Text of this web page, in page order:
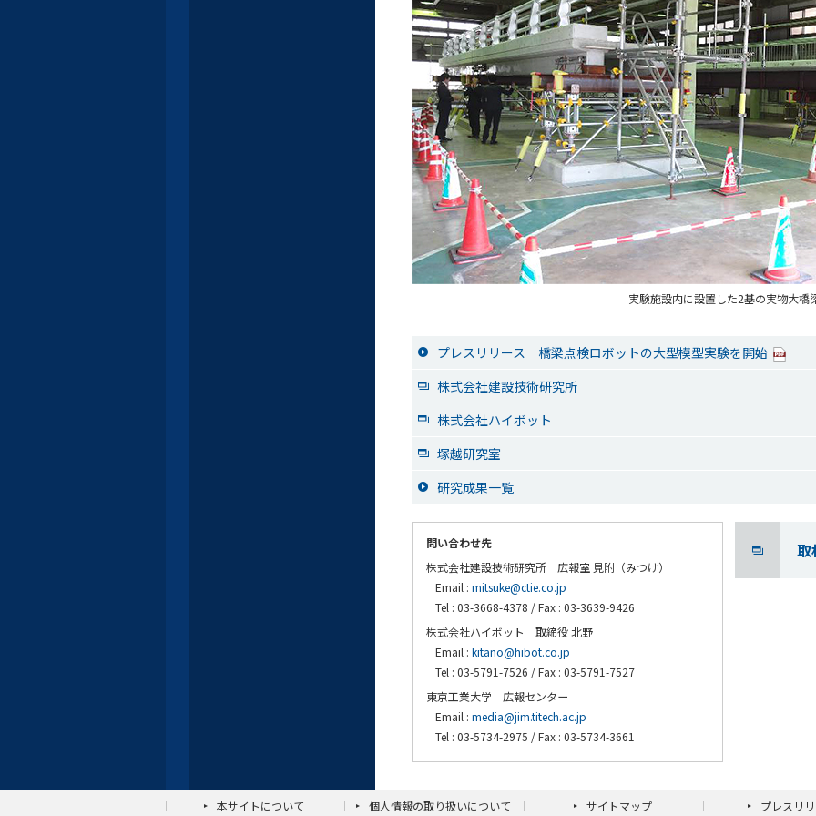
実験施設内に設置した2基の実物大橋
プレスリリース 橋梁点検ロボットの大型模型実験を開始
株式会社建設技術研究所
株式会社ハイボット
塚越研究室
研究成果一覧
問い合わせ先
株式会社建設技術研究所 広報室 見附（みつけ）
Email : mitsuke@ctie.co.jp
Tel : 03-3668-4378 / Fax : 03-3639-9426
株式会社ハイボット 取締役 北野
Email : kitano@hibot.co.jp
Tel : 03-5791-7526 / Fax : 03-5791-7527
東京工業大学 広報センター
Email : media@jim.titech.ac.jp
Tel : 03-5734-2975 / Fax : 03-5734-3661
取
本サイトについて 個人情報の取り扱いについて サイトマップ プレスリ